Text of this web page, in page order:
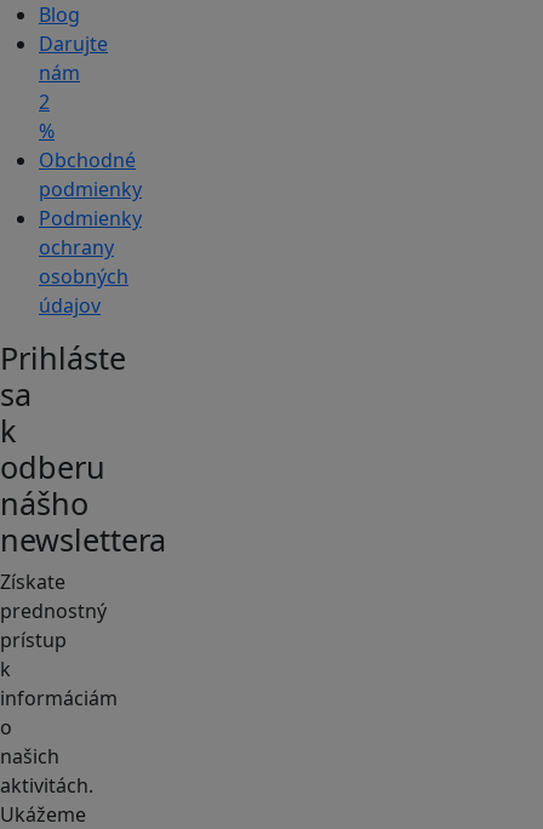
Blog
Darujte
nám
2
%
Obchodné
podmienky
Podmienky
ochrany
osobných
údajov
Prihláste
sa
k
odberu
nášho
newslettera
Získate
prednostný
prístup
k
informáciám
o
našich
aktivitách.
Ukážeme